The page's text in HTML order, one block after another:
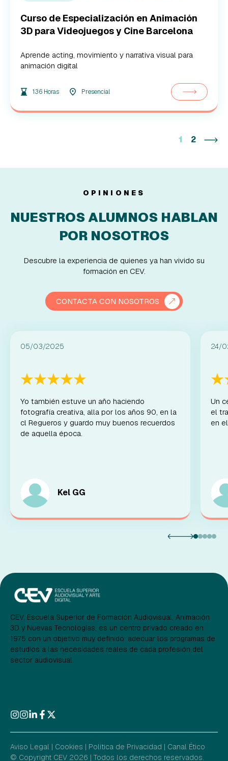
Curso de Especialización en Animación
3D para Videojuegos y Cine Barcelona
Aprende acting, movimiento y narrativa visual para
animación digital
136 Horas Presencial
1 2
OPINIONES
NUESTROS ALUMNOS HABLAN
POR NOSOTROS
Descubre la experiencia de quienes ya han vivido su
formación en CEV.
CONTACTA CON NOSOTROS
05/03/2025
Yo también estuve un año haciendo
fotografía creativa, alla por los años 90, en la
cl Regueros y guardo muy buenos recuerdos
de aquella época.
Kel GG
24/
Un
el
en
CEV, Escuela Superior de Formación Audiovisual, Animación
3D y Nuevas Tecnologías, es un centro privado creado en
1975 con un objetivo muy definido: adecuar los programas de
estudios a las necesidades reales de cada profesión del
sector audiovisual.
© Copyright CEV 2026 | Todos los derechos reservados.
Aviso Legal | Cookies | Política de Privacidad | Canal Ético